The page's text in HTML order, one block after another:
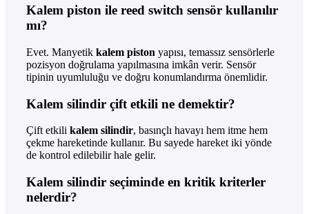
Kalem piston ile reed switch sensör kullanılır
mı?
Evet. Manyetik kalem piston yapısı, temassız sensörlerle
pozisyon doğrulama yapılmasına imkân verir. Sensör
tipinin uyumluluğu ve doğru konumlandırma önemlidir.
Kalem silindir çift etkili ne demektir?
Çift etkili kalem silindir, basınçlı havayı hem itme hem
çekme hareketinde kullanır. Bu sayede hareket iki yönde
de kontrol edilebilir hale gelir.
Kalem silindir seçiminde en kritik kriterler
nelerdir?